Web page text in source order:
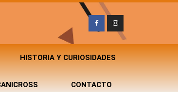
HISTORIA Y CURIOSIDADES
CONTACTO